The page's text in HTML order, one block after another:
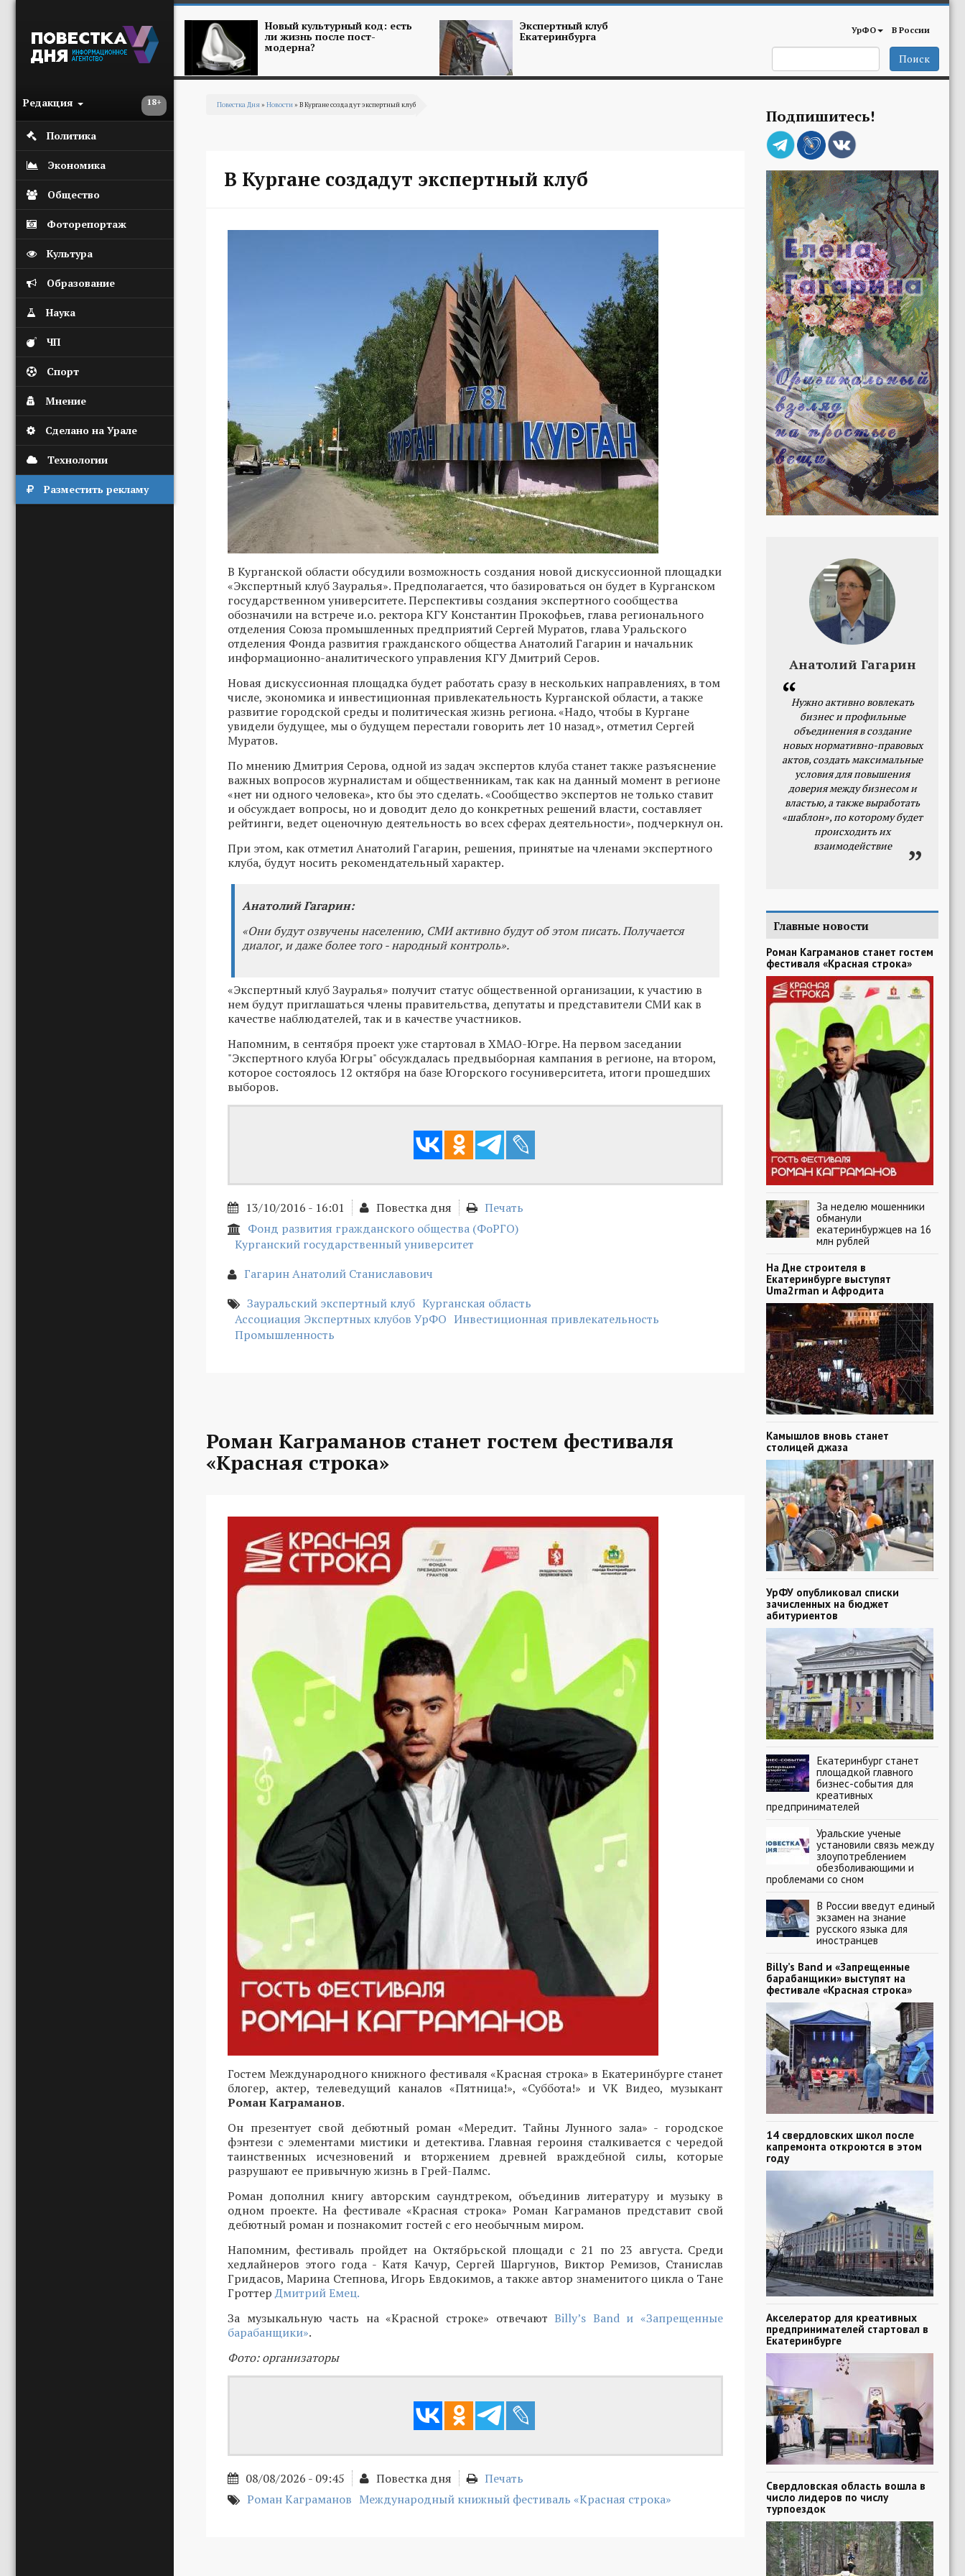
18+
Редакция
Политика
Экономика
Общество
Фоторепортаж
Культура
Образование
Наука
ЧП
Спорт
Мнение
Сделано на Урале
Технологии
Разместить рекламу
Новый культурный код: есть
ли жизнь после пост-
модерна?
Экспертный клуб
Екатеринбурга УрФО В России
Поиск
Повестка Дня» Новости» В Кургане создадут экспертный клуб
В Кургане создадут экспертный клуб
В Курганской области обсудили возможность создания новой дискуссионной площадки
«Экспертный клуб Зауралья». Предполагается, что базироваться он будет в Курганском
государственном университете. Перспективы создания экспертного сообщества
обозначили на встрече и.о. ректора КГУ Константин Прокофьев, глава регионального
отделения Союза промышленных предприятий Сергей Муратов, глава Уральского
отделения Фонда развития гражданского общества Анатолий Гагарин и начальник
информационно-аналитического управления КГУ Дмитрий Серов.
Новая дискуссионная площадка будет работать сразу в нескольких направлениях, в том
числе, экономика и инвестиционная привлекательность Курганской области, а также
развитие городской среды и политическая жизнь региона. «Надо, чтобы в Кургане
увидели будущее, мы о будущем перестали говорить лет 10 назад», отметил Сергей
Муратов.
По мнению Дмитрия Серова, одной из задач экспертов клуба станет также разъяснение
важных вопросов журналистам и общественникам, так как на данный момент в регионе
«нет ни одного человека», кто бы это сделать. «Сообщество экспертов не только ставит
и обсуждает вопросы, но и доводит дело до конкретных решений власти, составляет
рейтинги, ведет оценочную деятельность во всех сферах деятельности», подчеркнул он.
При этом, как отметил Анатолий Гагарин, решения, принятые на членами экспертного
клуба, будут носить рекомендательный характер.
Анатолий Гагарин:
«Они будут озвучены населению, СМИ активно будут об этом писать. Получается
диалог, и даже более того - народный контроль».
«Экспертный клуб Зауралья» получит статус общественной организации, к участию в
нем будут приглашаться члены правительства, депутаты и представители СМИ как в
качестве наблюдателей, так и в качестве участников.
Напомним, в сентября проект уже стартовал в ХМАО-Югре. На первом заседании
"Экспертного клуба Югры" обсуждалась предвыборная кампания в регионе, на втором,
которое состоялось 12 октября на базе Югорского госуниверситета, итоги прошедших
выборов.
13/10/2016 - 16:01 Повестка дня
Печать
Фонд развития гражданского общества (ФоРГО)
Курганский государственный университет
Гагарин Анатолий Станиславович
Зауральский экспертный клуб Курганская область
Ассоциация Экспертных клубов УрФО Инвестиционная привлекательность
Промышленность
Роман Каграманов станет гостем фестиваля
«Красная строка»
Гостем Международного книжного фестиваля «Красная строка» в Екатеринбурге станет
блогер, актер, телеведущий каналов «Пятница!», «Суббота!» и VK Видео, музыкант
Роман Каграманов.
Он презентует свой дебютный роман «Мередит. Тайны Лунного зала» - городское
фэнтези с элементами мистики и детектива. Главная героиня сталкивается с чередой
таинственных исчезновений и вторжением древней враждебной силы, которые
разрушают ее привычную жизнь в Грей-Палмс.
Роман дополнил книгу авторским саундтреком, объединив литературу и музыку в
одном проекте. На фестивале «Красная строка» Роман Каграманов представит свой
дебютный роман и познакомит гостей с его необычным миром.
Напомним, фестиваль пройдет на Октябрьской площади с 21 по 23 августа. Среди
хедлайнеров этого года - Катя Качур, Сергей Шаргунов, Виктор Ремизов, Станислав
Гридасов, Марина Степнова, Игорь Евдокимов, а также автор знаменитого цикла о Тане
ГроттерДмитрий Емец.
За музыкальную часть на «Красной строке» отвечаютBilly’s Band и «Запрещенные
барабанщики».
Фото: организаторы
08/08/2026 - 09:45 Повестка дня
Печать
Роман Каграманов Международный книжный фестиваль «Красная строка»
Подпишитесь!
Анатолий Гагарин
Нужно активно вовлекать
бизнес и профильные
объединения в создание
новых нормативно-правовых
актов, создать максимальные
условия для повышения
доверия между бизнесом и
властью, а также выработать
«шаблон», по которому будет
происходить их
взаимодействие
Главные новости
Роман Каграманов станет гостем
фестиваля «Красная строка»
За неделю мошенники
обманули
екатеринбуржцев на 16
млн рублей
На Дне строителя в
Екатеринбурге выступят
Uma2rman и Афродита
Камышлов вновь станет
столицей джаза
УрФУ опубликовал списки
зачисленных на бюджет
абитуриентов
Екатеринбург станет
площадкой главного
бизнес-события для
креативных
предпринимателей
Уральские ученые
установили связь между
злоупотреблением
обезболивающими и
проблемами со сном
В России введут единый
экзамен на знание
русского языка для
иностранцев
Billy’s Band и «Запрещенные
барабанщики» выступят на
фестивале «Красная строка»
14 свердловских школ после
капремонта откроются в этом
году
Акселератор для креативных
предпринимателей стартовал в
Екатеринбурге
Свердловская область вошла в
число лидеров по числу
турпоездок